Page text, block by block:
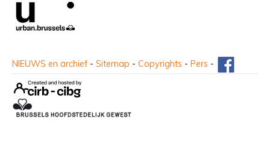
NIEUWS en archief - Sitemap - Copyrights - Pers -